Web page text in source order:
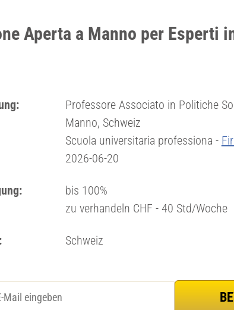
Aperta a Manno per Esperti
Professore Associato in Politiche
Manno, Schweiz
Scuola universitaria professiona -
2026-06-20
bis 100%
zu verhandeln CHF - 40 Std/Woche
Schweiz